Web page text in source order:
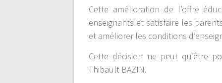
Cette amélioration de l’offre
enseignants et satisfaire les
et améliorer les conditions
Cette décision ne peut qu’être
Thibault BAZIN.